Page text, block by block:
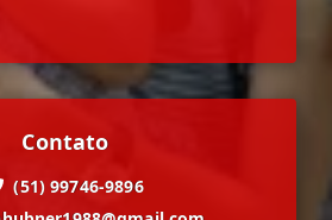
Contato
(51) 99746-9896